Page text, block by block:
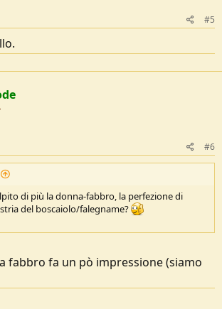
#5
#6
di più la donna-fabbro, la perfezione di
del boscaiolo/falegname?
fabbro fa un pò impressione (siamo